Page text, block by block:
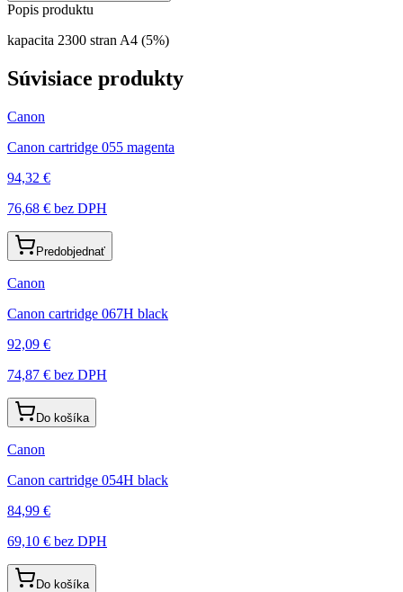
Popis produktu
kapacita 2300 stran A4 (5%)
Súvisiace produkty
Canon
Canon cartridge 055 magenta
94,32 €
76,68 € bez DPH
Predobjednať
Canon
Canon cartridge 067H black
92,09 €
74,87 € bez DPH
Do košíka
Canon
Canon cartridge 054H black
84,99 €
69,10 € bez DPH
Do košíka